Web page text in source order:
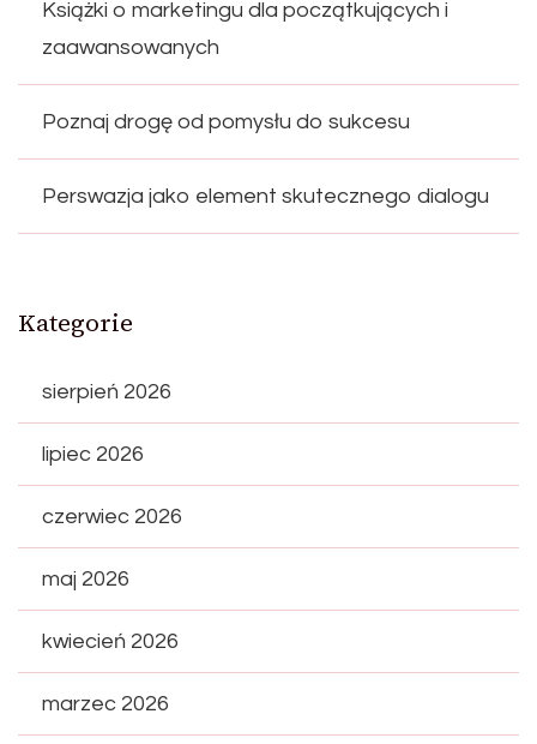
Książki o marketingu dla początkujących i
zaawansowanych
Poznaj drogę od pomysłu do sukcesu
Perswazja jako element skutecznego dialogu
Kategorie
sierpień 2026
lipiec 2026
czerwiec 2026
maj 2026
kwiecień 2026
marzec 2026